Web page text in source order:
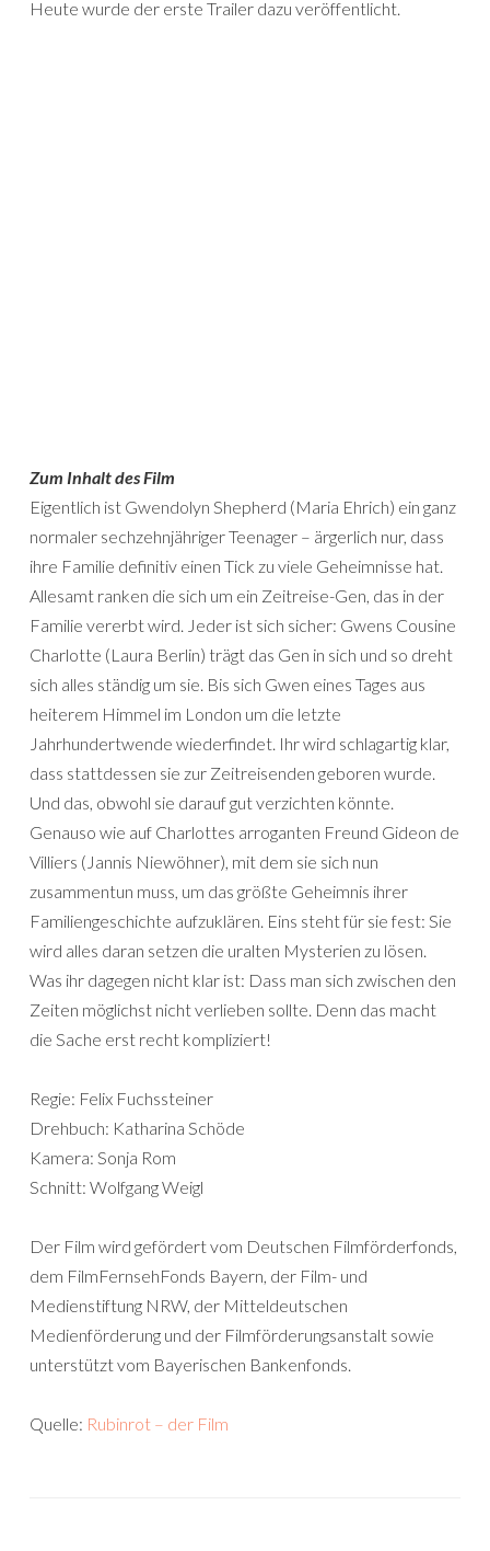
Heute wurde der erste Trailer dazu veröffentlicht.
Zum Inhalt des Film
Eigentlich ist Gwendolyn Shepherd (Maria Ehrich) ein ganz
normaler sechzehnjähriger Teenager – ärgerlich nur, dass
ihre Familie definitiv einen Tick zu viele Geheimnisse hat.
Allesamt ranken die sich um ein Zeitreise-Gen, das in der
Familie vererbt wird. Jeder ist sich sicher: Gwens Cousine
Charlotte (Laura Berlin) trägt das Gen in sich und so dreht
sich alles ständig um sie. Bis sich Gwen eines Tages aus
heiterem Himmel im London um die letzte
Jahrhundertwende wiederfindet. Ihr wird schlagartig klar,
dass stattdessen sie zur Zeitreisenden geboren wurde.
Und das, obwohl sie darauf gut verzichten könnte.
Genauso wie auf Charlottes arroganten Freund Gideon de
Villiers (Jannis Niewöhner), mit dem sie sich nun
zusammentun muss, um das größte Geheimnis ihrer
Familiengeschichte aufzuklären. Eins steht für sie fest: Sie
wird alles daran setzen die uralten Mysterien zu lösen.
Was ihr dagegen nicht klar ist: Dass man sich zwischen den
Zeiten möglichst nicht verlieben sollte. Denn das macht
die Sache erst recht kompliziert!
Regie: Felix Fuchssteiner
Drehbuch: Katharina Schöde
Kamera: Sonja Rom
Schnitt: Wolfgang Weigl
Der Film wird gefördert vom Deutschen Filmförderfonds,
dem FilmFernsehFonds Bayern, der Film- und
Medienstiftung NRW, der Mitteldeutschen
Medienförderung und der Filmförderungsanstalt sowie
unterstützt vom Bayerischen Bankenfonds.
Quelle: Rubinrot – der Film